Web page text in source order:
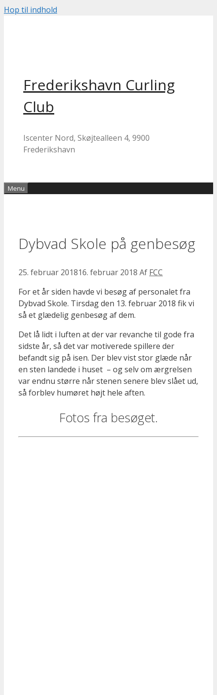
Hop til indhold
Frederikshavn Curling
Club
Iscenter Nord, Skøjtealleen 4, 9900
Frederikshavn
Menu
Dybvad Skole på genbesøg
25. februar 201816. februar 2018 Af FCC
For et år siden havde vi besøg af personalet fra
Dybvad Skole. Tirsdag den 13. februar 2018 fik vi
så et glædelig genbesøg af dem.
Det lå lidt i luften at der var revanche til gode fra
sidste år, så det var motiverede spillere der
befandt sig på isen. Der blev vist stor glæde når
en sten landede i huset – og selv om ærgrelsen
var endnu større når stenen senere blev slået ud,
så forblev humøret højt hele aften.
Fotos fra besøget.